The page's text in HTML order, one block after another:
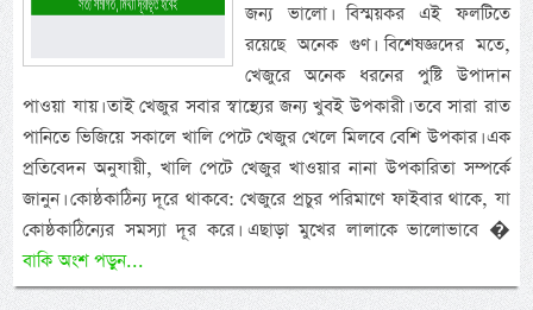
জন্য ভালো। বিস্ময়কর এই ফলটিতে
রয়েছে অনেক গুণ। বিশেষজ্ঞদের মতে,
খেজুরে অনেক ধরনের পুষ্টি উপাদান
পাওয়া যায়। তাই খেজুর সবার স্বাস্থ্যের জন্য খুবই উপকারী। তবে সারা রাত
পানিতে ভিজিয়ে সকালে খালি পেটে খেজুর খেলে মিলবে বেশি উপকার। এক
প্রতিবেদন অনুযায়ী, খালি পেটে খেজুর খাওয়ার নানা উপকারিতা সম্পর্কে
জানুন। কোষ্ঠকাঠিন্য দূরে থাকবে: খেজুরে প্রচুর পরিমাণে ফাইবার থাকে, যা
কোষ্ঠকাঠিন্যের সমস্যা দূর করে। এছাড়া মুখের লালাকে ভালোভাবে �
বাকি অংশ পড়ুন...